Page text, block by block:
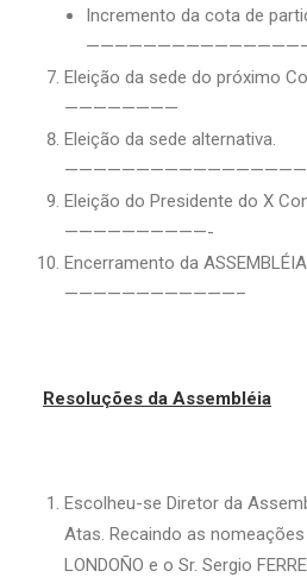
Incremento da cota de
Eleição da sede do próximo
————————
Eleição da sede alternativa.
Eleição do Presidente do X
——————————-
Encerramento da
————————————–
Resoluções da Assembléia
Escolheu-se Diretor da
Atas. Recaindo as nomeações
LONDOÑO e o Sr. Sergio